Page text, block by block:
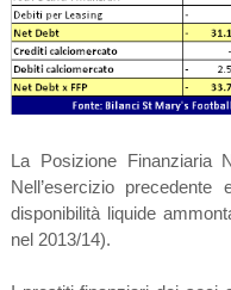
La Posizione Finanziaria
Nell’esercizio
disponibilità liquide
nel 2013/14).